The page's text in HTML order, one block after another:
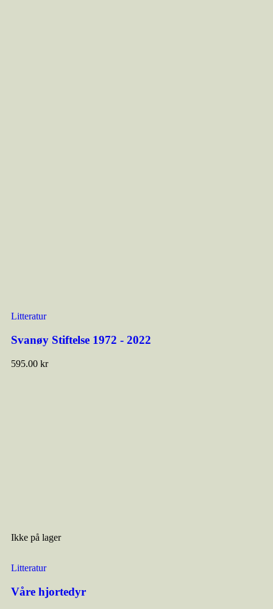
Litteratur
Svanøy Stiftelse 1972 - 2022
595.00 kr
Ikke på lager
Litteratur
Våre hjortedyr